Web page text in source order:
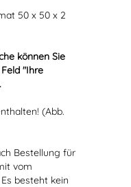
50 x 50 x 2
können Sie
"Ihre
(Abb.
Bestellung für
vom
besteht kein